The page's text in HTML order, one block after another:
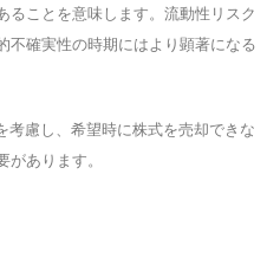
ることを意味します。流動性リスク
不確実性の時期にはより顕著になる
考慮し、希望時に株式を売却できな
あります。